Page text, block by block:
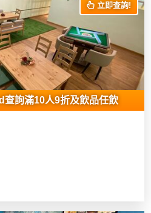
立即查詢!
查詢滿10人9折及飲品任飲